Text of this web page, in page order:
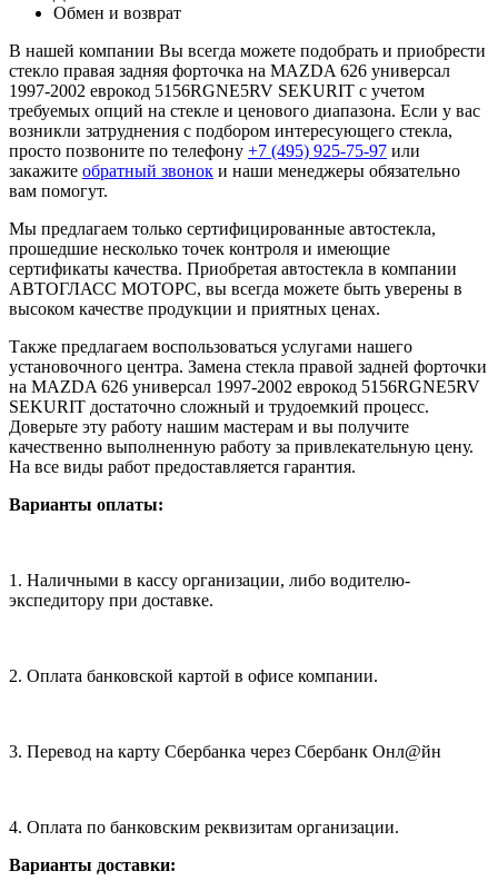
Обмен и возврат
В нашей компании Вы всегда можете подобрать и приобрести
стекло правая задняя форточка на MAZDA 626 универсал
1997-2002 еврокод 5156RGNE5RV SEKURIT с учетом
требуемых опций на стекле и ценового диапазона. Если у вас
возникли затруднения с подбором интересующего стекла,
просто позвоните по телефону +7 (495) 925-75-97 или
закажите обратный звонок и наши менеджеры обязательно
вам помогут.
Мы предлагаем только сертифицированные автостекла,
прошедшие несколько точек контроля и имеющие
сертификаты качества. Приобретая автостекла в компании
АВТОГЛАСС МОТОРС, вы всегда можете быть уверены в
высоком качестве продукции и приятных ценах.
Также предлагаем воспользоваться услугами нашего
установочного центра. Замена стекла правой задней форточки
на MAZDA 626 универсал 1997-2002 еврокод 5156RGNE5RV
SEKURIT достаточно сложный и трудоемкий процесс.
Доверьте эту работу нашим мастерам и вы получите
качественно выполненную работу за привлекательную цену.
На все виды работ предоставляется гарантия.
Варианты оплаты:
1. Наличными в кассу организации, либо водителю-
экспедитору при доставке.
2. Оплата банковской картой в офисе компании.
3. Перевод на карту Сбербанка через Сбербанк Онл@йн
4. Оплата по банковским реквизитам организации.
Варианты доставки: